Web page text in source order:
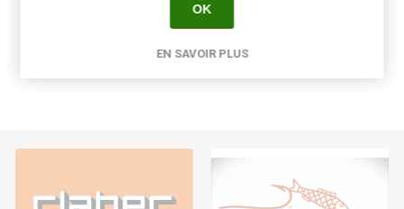
OK
EN SAVOIR PLUS